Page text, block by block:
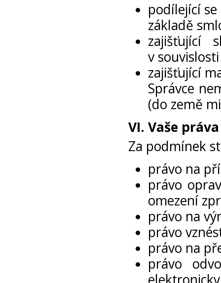
podílející
základě
zajišťující
v
zajišťující
Správce
(do země
VI. Vaše práva
Za podmínek
právo na
právo
omezení
právo na
právo
právo na
právo